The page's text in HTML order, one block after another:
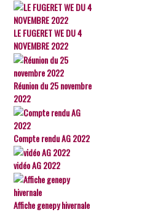
LE FUGERET WE DU 4
NOVEMBRE 2022
Réunion du 25 novembre
2022
Compte rendu AG 2022
vidéo AG 2022
Affiche genepy hivernale